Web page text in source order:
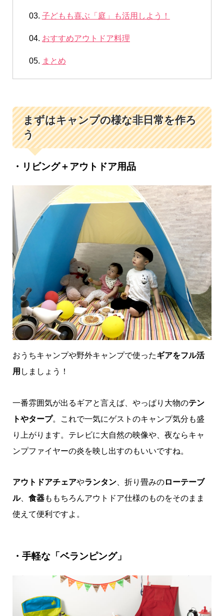
子どもも喜ぶ「庭」も活用しよう！
おすすめアウトドア料理
まとめ
まずはキャンプの様な非日常を作ろ
う
・リビング＋アウトドア用品
おうちキャンプや野外キャンプで使ったギアをフル活
用 しましょう！
一番雰囲気が出るギアと言えば、やっぱり大物のテン
トやタープ。これで一気にゲストのキャンプ気分も盛
り上がります。テレビに大自然の映像や、夜ならキャ
ンプファイヤーの炎を映し出すのもいいですね。
アウトドアチェアやランタン、折り畳みのローテーブ
ル、 食器ももちろんアウトドア仕様のものをそのまま
使えて便利ですよ。
・手軽な「ベランピング」